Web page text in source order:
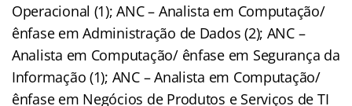
Operacional (1); ANC – Analista em Computação/
ênfase em Administração de Dados (2); ANC –
Analista em Computação/ ênfase em Segurança da
Informação (1); ANC – Analista em Computação/
ênfase em Negócios de Produtos e Serviços de TI